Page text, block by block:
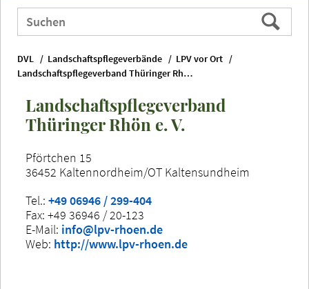
Webauftritt
durchsuchen
Suchen
DVL Landschaftspflegeverbände
LPV vor Ort
Landschaftspflegeverband Thüringer Rhön e. V.
Landschaftspflegeverband
Thüringer Rhön e. V.
Pförtchen 15
36452 Kaltennordheim/OT Kaltensundheim
Tel.: +49 06946 / 299-404
Fax: +49 36946 / 20-123
E-Mail: info@lpv-rhoen.de
Web: http://www.lpv-rhoen.de